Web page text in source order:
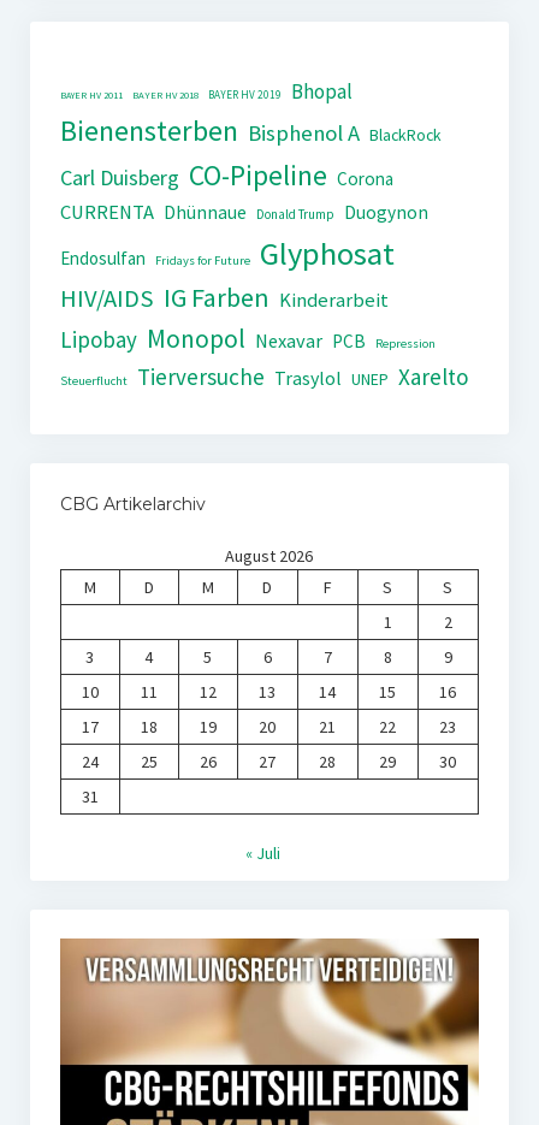
BAYER HV 2011 BAYER HV 2018 BAYER HV 2019 Bhopal
Bienensterben Bisphenol A BlackRock
Carl Duisberg CO-Pipeline Corona
CURRENTA Dhünnaue Donald Trump
Duogynon
Endosulfan
Fridays for Future Glyphosat
HIV/AIDS IG Farben Kinderarbeit
Lipobay Monopol Nexavar PCB Repression
Steuerflucht Tierversuche Trasylol UNEP Xarelto
CBG Artikelarchiv
August 2026
M
D M D F S
S
1
2
3
4 5 6 7 8
9
10
11 12 13 14 15
16
17
18 19 20 21 22
23
24
25 26 27 28 29
30
31
« Juli